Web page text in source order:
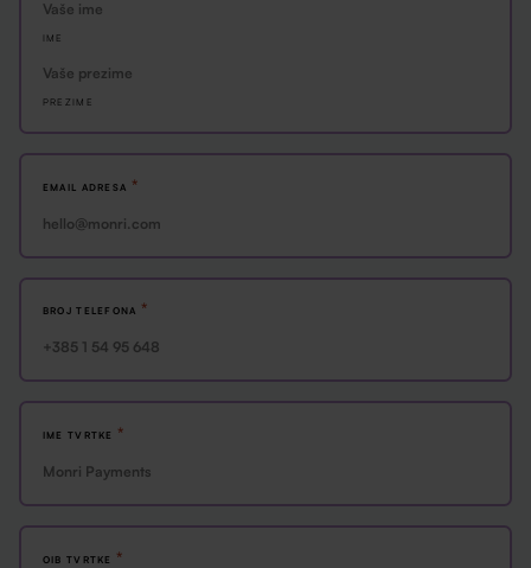
IME
PREZIME
EMAIL ADRESA *
BROJ TELEFONA *
IME TVRTKE *
OIB TVRTKE *